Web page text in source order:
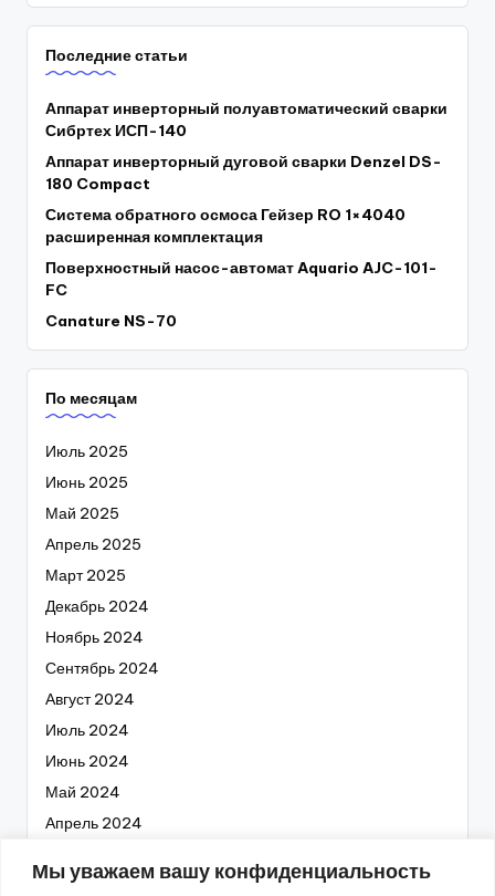
Мы уважаем вашу конфиденциальность
Последние статьи
Аппарат инверторный полуавтоматический сварки
Сибртех ИСП-140
Аппарат инверторный дуговой сварки Denzel DS-
180 Compact
Система обратного осмоса Гейзер RO 1×4040
расширенная комплектация
Поверхностный насос-автомат Aquario AJC-101-
FC
Canature NS-70
По месяцам
Июль 2025
Июнь 2025
Май 2025
Апрель 2025
Март 2025
Декабрь 2024
Ноябрь 2024
Сентябрь 2024
Август 2024
Июль 2024
Июнь 2024
Май 2024
Апрель 2024
Февраль 2024